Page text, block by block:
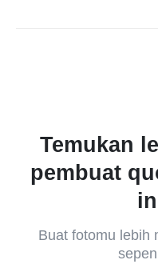
Temukan
pembuat
Buat fotomu lebih